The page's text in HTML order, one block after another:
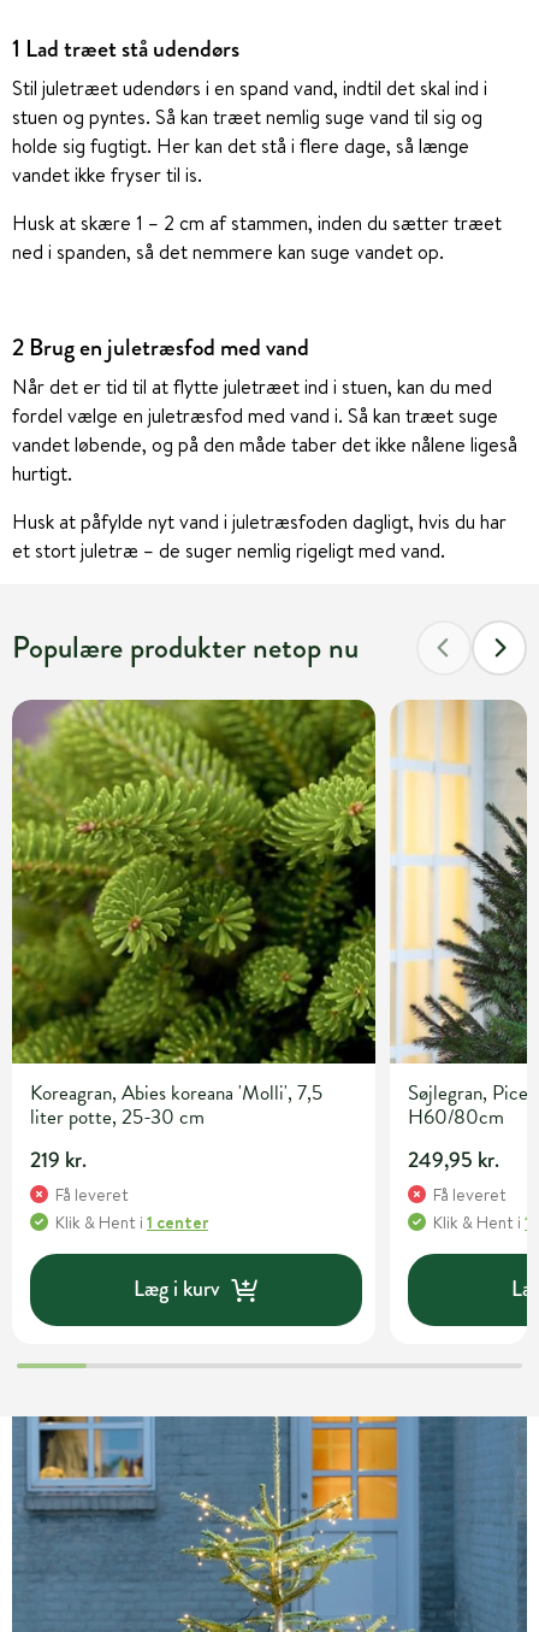
1 Lad træet stå udendørs
Stil juletræet udendørs i en spand vand, indtil det skal ind i
stuen og pyntes. Så kan træet nemlig suge vand til sig og
holde sig fugtigt. Her kan det stå i flere dage, så længe
vandet ikke fryser til is.
Husk at skære 1 – 2 cm af stammen, inden du sætter træet
ned i spanden, så det nemmere kan suge vandet op.
2 Brug en juletræsfod med vand
Når det er tid til at flytte juletræet ind i stuen, kan du med
fordel vælge en juletræsfod med vand i. Så kan træet suge
vandet løbende, og på den måde taber det ikke nålene ligeså
hurtigt.
Husk at påfylde nyt vand i juletræsfoden dagligt, hvis du har
et stort juletræ – de suger nemlig rigeligt med vand.
Populære produkter netop nu
Koreagran, Abies koreana 'Molli', 7,5
liter potte, 25-30 cm
219 kr.
Få leveret
Klik & Hent i 1 center
Læg i kurv
Søjlegran,
H60/80cm
249,95 kr.
Få leveret
Klik & Hent i1